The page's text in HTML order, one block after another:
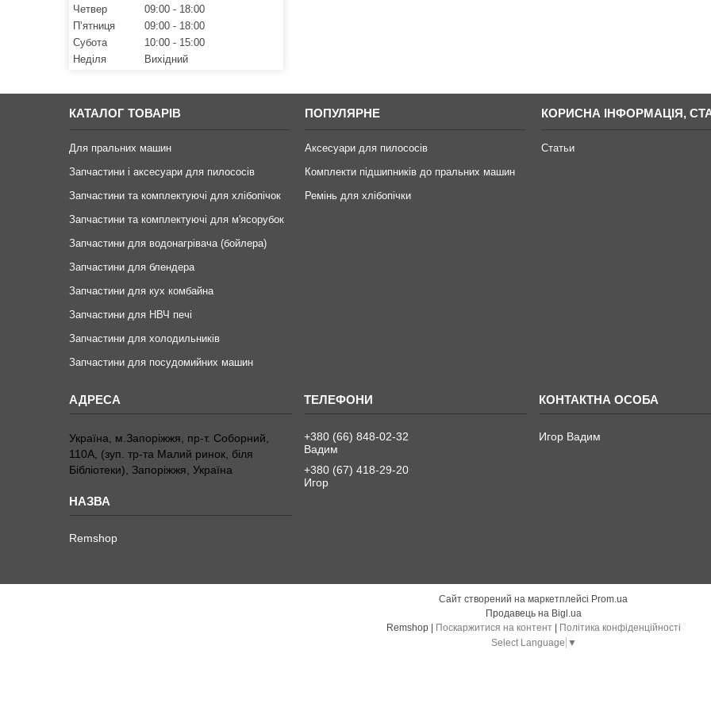
Четвер 09:00
18:00
Пʼятниця
09:00
18:00
Субота
10:00
15:00
Неділя
Вихідний
КАТАЛОГ ТОВАРІВ
Для пральних машин
Запчастини і аксесуари для пилососів
Запчастини та комплектуючі для хлібопічок
Запчастини та комплектуючі для м'ясорубок
Запчастини для водонагрівача (бойлера)
Запчастини для блендера
Запчастини для кух комбайна
Запчастини для НВЧ печі
Запчастини для холодильників
Запчастини для посудомийних машин
ПОПУЛЯРНЕ
Аксесуари для пилососів
Комплекти підшипників до пральних машин
Ремінь для хлібопічки
КОРИСНА ІНФОРМАЦІЯ,
Статьи
Україна, м.Запоріжжя, пр-т. Соборний,
110А, (зуп. тр-та Малий ринок, біля
Бібліотеки), Запоріжжя, Україна
Remshop
+380 (66) 848-02-32
Вадим
+380 (67) 418-29-20
Игор
Игор Вадим
Сайт створений на маркетплейсі Prom.ua
Продавець на Bigl.ua
Поскаржитися на контент
Політика конфіденційності
Select Language ▼